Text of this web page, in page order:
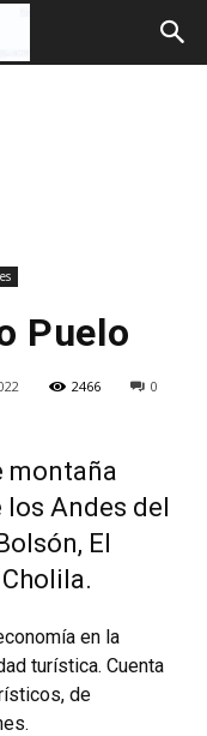
Puelo
2466 0
montaña
los Andes del
El
en la
turística. Cuenta
de